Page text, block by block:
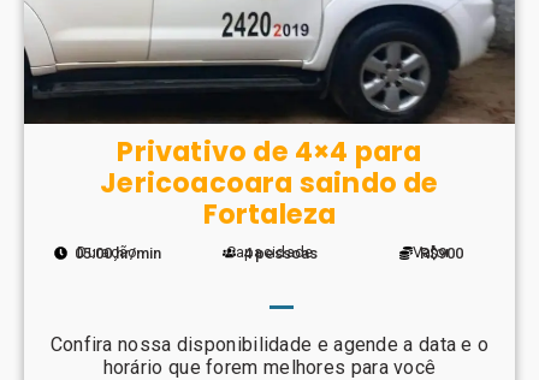
Privativo de 4×4 para
Jericoacoara saindo de
Fortaleza
05:00 hr/min
Duração 4 pessoas
Capacidade R$900
Valor
Confira nossa disponibilidade e agende a data e o
horário que forem melhores para você